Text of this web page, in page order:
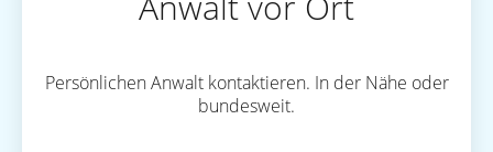
Persönlichen Anwalt kontaktieren. In der Nähe oder
bundesweit.